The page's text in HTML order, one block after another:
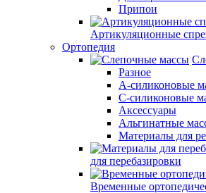
Припои
Артикуляционные
Ортопедия
Разное
А-силиконовые
С-силиконовые
Аксессуары
Альгинатные
Материалы для
для перебазировки
Временные